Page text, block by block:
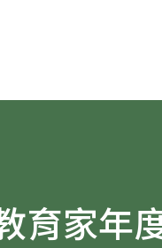
育家年